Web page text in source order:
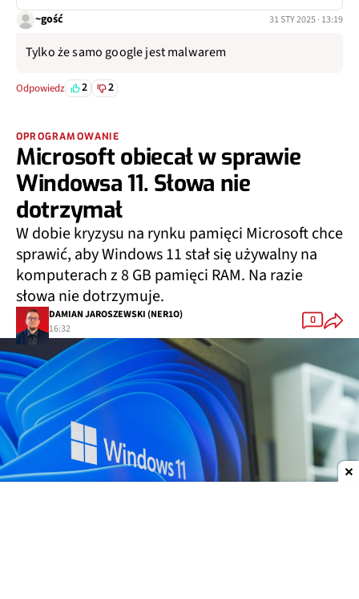
~gość 31 STY 2025 · 13:19
Tylko że samo google jest malwarem
Odpowiedz 2 2
OPROGRAMOWANIE
Microsoft obiecał w sprawie
Windowsa 11. Słowa nie
dotrzymał
W dobie kryzysu na rynku pamięci Microsoft chce
sprawić, aby Windows 11 stał się używalny na
komputerach z 8 GB pamięci RAM. Na razie
słowa nie dotrzymuje.
DAMIAN JAROSZEWSKI (NER1O)
16:32
0